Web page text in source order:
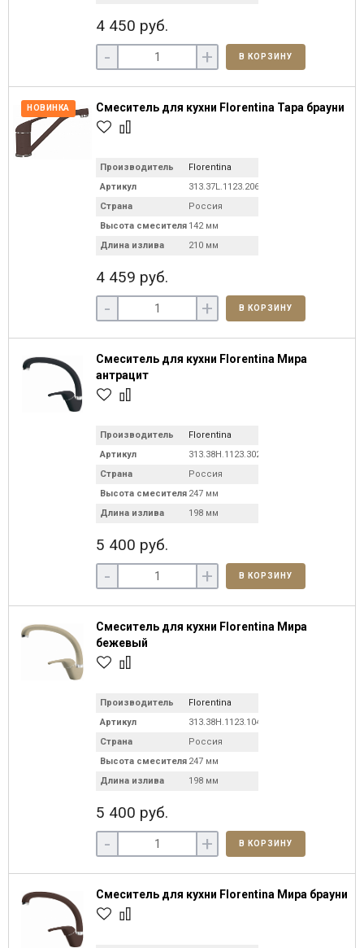
4 450 руб.
- + В КОРЗИНУ
НОВИНКА Смеситель для кухни Florentina Тара брауни
Производитель
Florentina
Артикул
313.37L.1123.206
Страна
Россия
Высота смесителя 142 мм
Длина излива
210 мм
4 459 руб.
- + В КОРЗИНУ
Смеситель для кухни Florentina Мира
антрацит
Производитель
Florentina
Артикул
313.38H.1123.302
Страна
Россия
Высота смесителя 247 мм
Длина излива
198 мм
5 400 руб.
- + В КОРЗИНУ
Смеситель для кухни Florentina Мира
бежевый
Производитель
Florentina
Артикул
313.38H.1123.104
Страна
Россия
Высота смесителя 247 мм
Длина излива
198 мм
5 400 руб.
- + В КОРЗИНУ
Смеситель для кухни Florentina Мира брауни